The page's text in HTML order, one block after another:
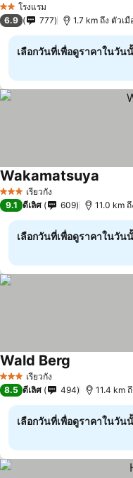
2 ดาวโรงแรม
6.9 777 1.7 km ถึง ตัวเมื
เลือกวันที่เพื่อดูราคาในวัน
3 ดาว เรียวกัง
Wakamatsuya
9.1 ดีเลิศ 609 11.0 km
เลือกวันที่เพื่อดูราคาในวัน
3 ดาว เรียวกัง
Wald Berg
8.5 ดีเลิศ 494 11.4 km
เลือกวันที่เพื่อดูราคาในวัน